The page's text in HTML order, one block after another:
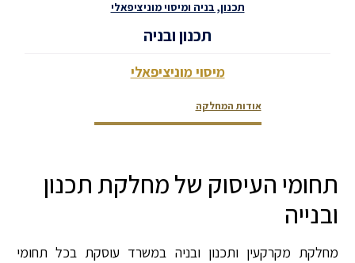
תכנון, בניה ומיסוי מוניציפאלי
תכנון ובניה
מיסוי מוניציפאלי
אודות המחלקה
צוות המחלקה
דירוגים ופרסים
צור קשר
תחומי העיסוק של מחלקת תכנון
ובנייה
מחלקת מקרקעין ותכנון ובניה במשרד עוסקת בכל תחומי